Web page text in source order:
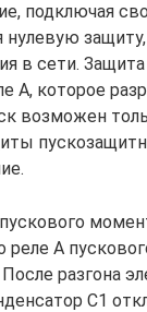
подключая
нулевую
в сети.
А, которое
возможен
А
разгона
С1